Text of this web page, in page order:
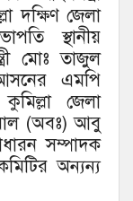
দক্ষিণ জেলা
স্থানীয়
মোঃ তাজুল
এমপি
জেলা
(অবঃ) আবু
সম্পাদক
অন্যন্য